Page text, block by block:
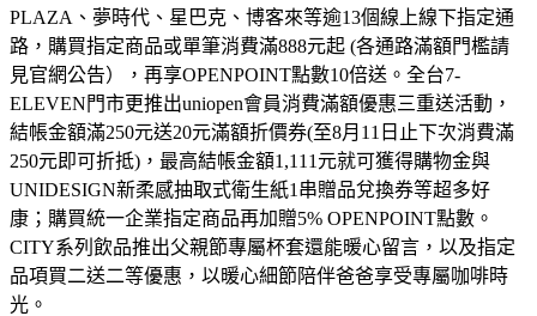
PLAZA、夢時代、星巴克、博客來等逾13個線上線下指定通
路，購買指定商品或單筆消費滿888元起 (各通路滿額門檻請
見官網公告），再享OPENPOINT點數10倍送。全台7-
ELEVEN門市更推出uniopen會員消費滿額優惠三重送活動，
結帳金額滿250元送20元滿額折價券(至8月11日止下次消費滿
250元即可折抵)，最高結帳金額1,111元就可獲得購物金與
UNIDESIGN新柔感抽取式衛生紙1串贈品兌換券等超多好
康；購買統一企業指定商品再加贈5% OPENPOINT點數。
CITY系列飲品推出父親節專屬杯套還能暖心留言，以及指定
品項買二送二等優惠，以暖心細節陪伴爸爸享受專屬咖啡時
光。